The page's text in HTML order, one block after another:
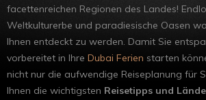
facettenreichen Regionen des Landes!
Weltkulturerbe und paradiesische Oasen
Ihnen entdeckt zu werden. Damit Sie
vorbereitet in Ihre Dubai Ferien starten
nicht nur die aufwendige Reiseplanung für
Ihnen die wichtigsten Reisetipps und